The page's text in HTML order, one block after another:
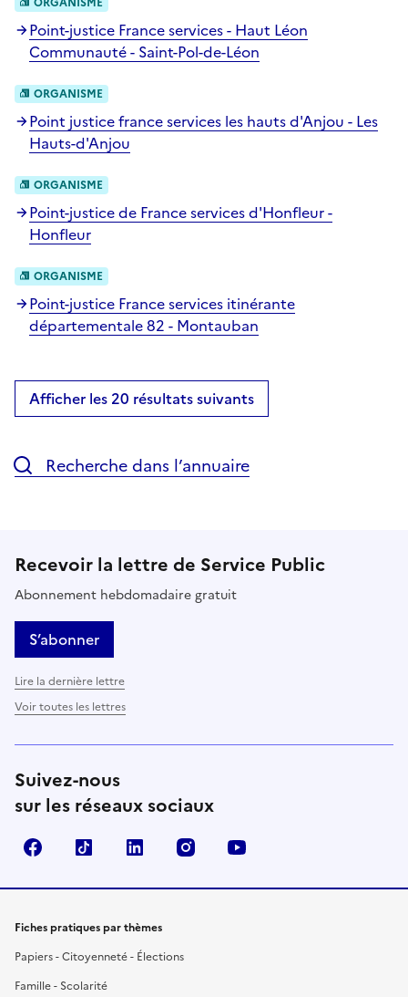
Point-justice France services - Haut Léon
Communauté - Saint-Pol-de-Léon
ORGANISME
Point justice france services les hauts d'Anjou - Les
Hauts-d'Anjou
ORGANISME
Point-justice de France services d'Honfleur -
Honfleur
ORGANISME
Point-justice France services itinérante
départementale 82 - Montauban
Afficher les 20 résultats suivants
Recherche dans l’annuaire
Recevoir la lettre de Service Public
Abonnement hebdomadaire gratuit
S’abonner
Lire la dernière lettre
Voir toutes les lettres
Suivez-nous
sur les réseaux sociaux
FacebookTikTok LinkedIn Instagram
Fiches pratiques par thèmes
Papiers - Citoyenneté - Élections
Famille - Scolarité